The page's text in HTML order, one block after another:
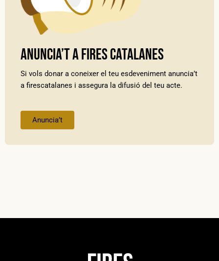
Anuncia’t a Fires Catalanes
Si vols donar a coneixer el teu esdeveniment anuncia’t
a firescatalanes i assegura la difusió del teu acte.
Anuncia’t